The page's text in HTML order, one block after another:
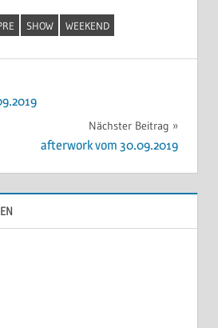
SHOW WEEKEND
Nächster Beitrag
afterwork vom 30.09.2019